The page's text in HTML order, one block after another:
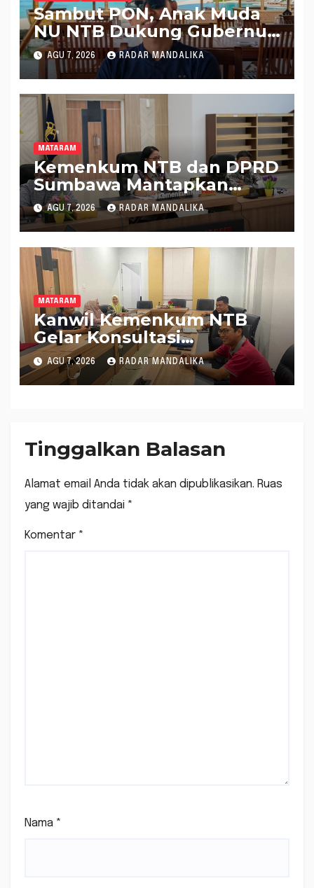
Sambut PON, Anak Muda
NU NTB Dukung Gubernur
Pimpin KONI NTB
AGU 7, 2026 RADAR MANDALIKA
MATARAM
Kemenkum NTB dan DPRD
Sumbawa Mantapkan
Rencana Pembentukan 8
Raperda Inisiatif
AGU 7, 2026 RADAR MANDALIKA
MATARAM
Kanwil Kemenkum NTB
Gelar Konsultasi
Penghitungan Kebutuhan
Formasi JF Perancang
Peraturan Perundang-
AGU 7, 2026 RADAR MANDALIKA
Tinggalkan Balasan
Alamat email Anda tidak akan dipublikasikan. Ruas
yang wajib ditandai *
Komentar *
Nama *